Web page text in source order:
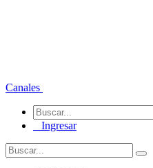
Canales
Ingresar